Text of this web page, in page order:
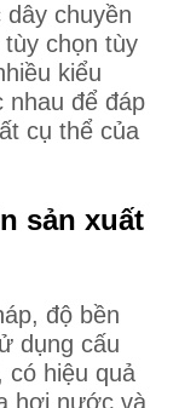
chuyền
chọn tùy
kiểu
nhau để đáp
cụ thể của
sản xuất
độ bền
dụng cấu
có hiệu quả
hơi nước và